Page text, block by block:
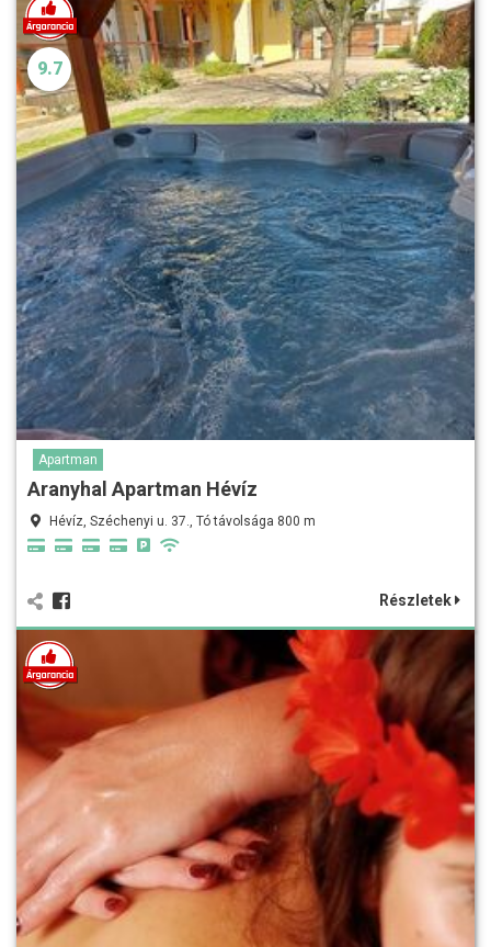
9.7
Apartman
Aranyhal Apartman Hévíz
Hévíz, Széchenyi u. 37., Tó távolsága 800 m
Részletek